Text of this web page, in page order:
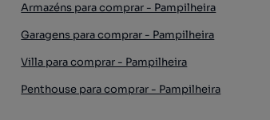
Armazéns para comprar - Pampilheira
Garagens para comprar - Pampilheira
Villa para comprar - Pampilheira
Penthouse para comprar - Pampilheira